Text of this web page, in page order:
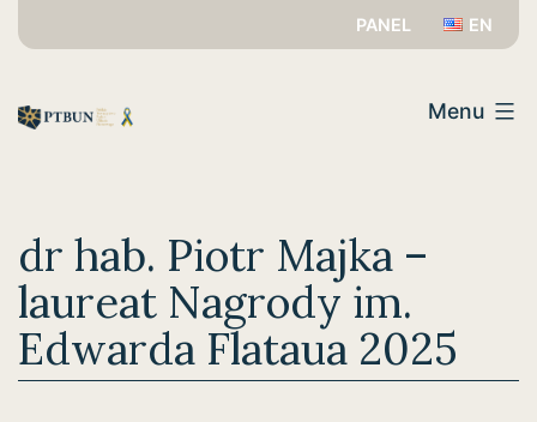
treści
PANEL EN
Menu
dr hab. Piotr Majka –
laureat Nagrody im.
Edwarda Flataua 2025